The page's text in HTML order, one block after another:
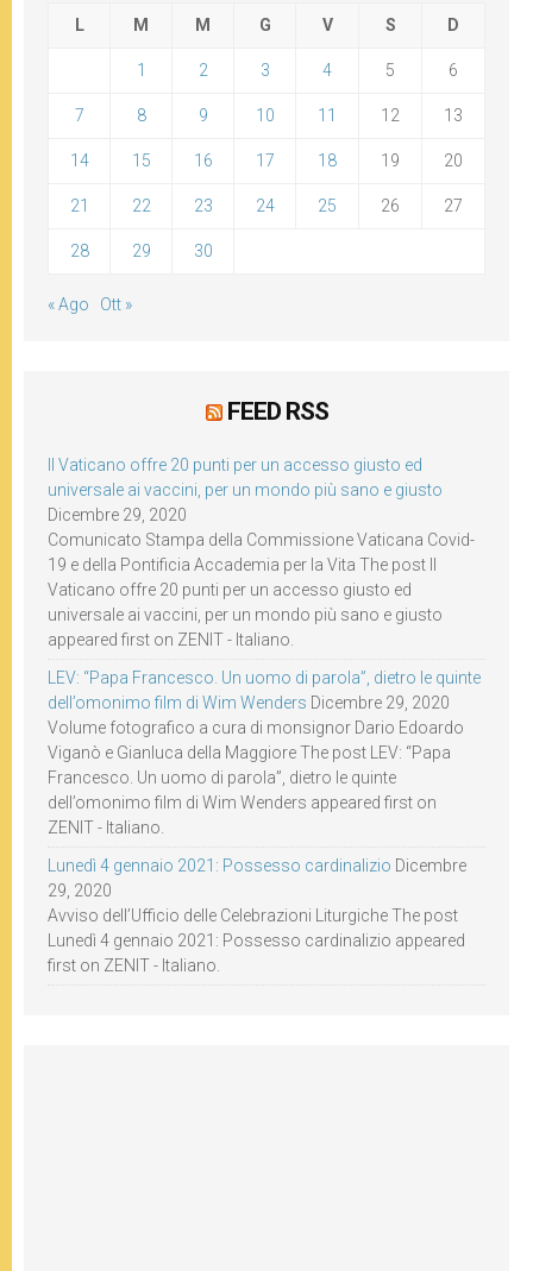
L M M G V S D
1 2 3 4 5 6
7 8 9 10 11 12 13
14 15 16 17 18 19 20
21 22 23 24 25 26 27
28 29 30
« Ago Ott »
FEED RSS
Il Vaticano offre 20 punti per un accesso giusto ed
universale ai vaccini, per un mondo più sano e giusto
Dicembre 29, 2020
Comunicato Stampa della Commissione Vaticana Covid-
19 e della Pontificia Accademia per la Vita The post Il
Vaticano offre 20 punti per un accesso giusto ed
universale ai vaccini, per un mondo più sano e giusto
appeared first on ZENIT - Italiano.
LEV: “Papa Francesco. Un uomo di parola”, dietro le quinte
dell’omonimo film di Wim Wenders Dicembre 29, 2020
Volume fotografico a cura di monsignor Dario Edoardo
Viganò e Gianluca della Maggiore The post LEV: “Papa
Francesco. Un uomo di parola”, dietro le quinte
dell’omonimo film di Wim Wenders appeared first on
ZENIT - Italiano.
Lunedì 4 gennaio 2021: Possesso cardinalizio Dicembre
29, 2020
Avviso dell’Ufficio delle Celebrazioni Liturgiche The post
Lunedì 4 gennaio 2021: Possesso cardinalizio appeared
first on ZENIT - Italiano.